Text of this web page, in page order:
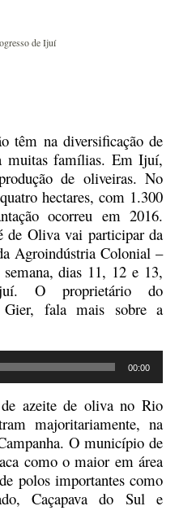
de Ijuí
têm na diversificação de
muitas famílias. Em Ijuí,
de oliveiras. No
hectares, com 1.300
ocorreu em 2016.
de Oliva vai participar da
Agroindústria Colonial –
dias 11, 12 e 13,
O proprietário do
Gier, fala mais sobre a
00:00
de azeite de oliva no Rio
m majoritariamente, na
. O município de
como o maior em área
polos importantes como
,Caçapava do Sule